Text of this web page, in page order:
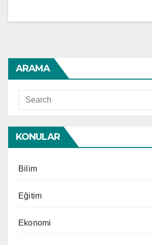
ARAMA
KONULAR
Bilim
Eğitim
Ekonomi